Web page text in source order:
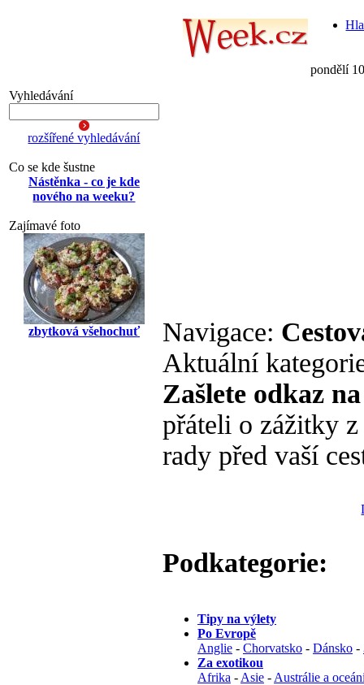
pondělí
Vyhledávání
rozšířené vyhledávání
Co se kde šustne
Nástěnka - co je kde
nového na weeku?
Zajímavé foto
zbytková všehochuť Navigace:
Aktuální
Zašlete odkaz
přáteli o zážitky z
rady před vaší
Podkategorie:
Tipy na výlety
Po Evropě
Anglie - Chorvatsko - Dánsko -
Za exotikou
Afrika - Asie - Austrálie a